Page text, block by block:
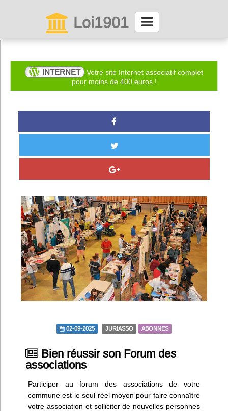
Loi1901
Connexion
Partager
VieAsso
Infos
Divers
Abo Lettrasso
Désabo Lettrasso
Nous contacter
INTERNET
Votre site Internet associatif complet
pour moins de 400 euros !
02-09-2025 JURIASSO ABONNES
Bien réussir son Forum des
associations
Participer au forum des associations de votre
commune est le seul réel moyen pour faire connaître
votre association et solliciter de nouvelles personnes